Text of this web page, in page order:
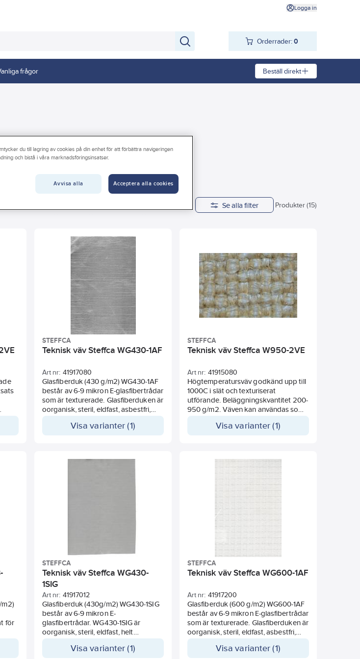
Logga in
Orderrader: 0
frågor Beställ direkt
Se alla filter Produkter (15)
STEFFCA
Teknisk väv Steffca WG430-1AF
Art nr: 41917080
Glasfiberduk (430 g/m2) WG430-1AF
består av 6-9 mikron E-glasfibertrådar
som är texturerade. Glasfiberduken är
oorganisk, steril, eldfast, asbestfri,
tungmetaller och orsakar inte
Visa varianter (1)
STEFFCA
Teknisk väv Steffca W950-2VE
Art nr: 41915080
Högtemperatursväv godkänd upp till
1000C i slät och texturiserat
utförande. Beläggningskvantitet 200-
950 g/m2. Väven kan användas som
och även svetsskydd.
Visa varianter (1)
m2)
för
STEFFCA
Teknisk väv Steffca WG430-
1SIG
Art nr: 41917012
Glasfiberduk (430g/m2) WG430-1SIG
består av 6-9 mikron E-
glasfibertrådar. WG430-1SIG är
oorganisk, steril, eldfast, helt
tungmetaller och orsakar inte
Visa varianter (1)
STEFFCA
Teknisk väv Steffca WG600-1AF
Art nr: 41917200
Glasfiberduk (600 g/m2) WG600-1AF
består av 6-9 mikron E-glasfibertrådar
som är texturerade. Glasfiberduken är
oorganisk, steril, eldfast, asbestfri,
tungmetaller och orsakar inte
Visa varianter (1)
du till lagring av cookies på din enhet för att förbättra navigeringen
och bistå i våra marknadsföringsinsatser.
Avvisa alla Acceptera alla cookies